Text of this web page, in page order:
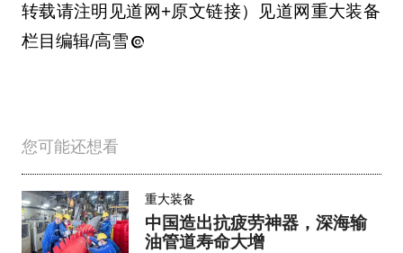
转载请注明见道网+原文链接）见道网重大装备
栏目编辑/高雪
您可能还想看
重大装备
中国造出抗疲劳神器，深海输
油管道寿命大增